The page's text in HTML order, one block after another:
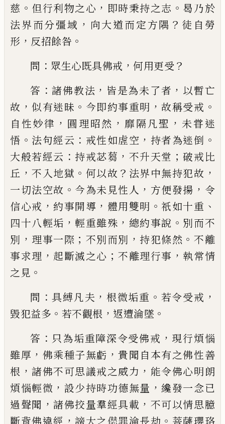
慈 。 但行利物之心 ， 即時秉持之志 。 曷乃於
法界而分彊域 ， 向大道而定方隅 ？ 徒自勞
形 ， 反招餘咎 。
問 ： 眾生心既具佛戒 ， 何用更受？
答 ：諸佛教法 ， 皆是為未了者 ， 以暫亡
故 ，似有迷昧 。 今即約事重明 ，故稱受戒 。
自性妙律 ， 圓理昭然 ， 靡隔凡聖 ， 未甞迷
悟 。 法句經云 ： 戒性如虗空 ， 持者為迷倒 。
大般若經云 ： 持戒苾蒭 ， 不升天堂 ； 破戒比
丘 ，不入地獄 。 何以故 ？ 法界中無持犯故 ，
一切法空故 。 今為未見性人 ， 方便發揚 ， 令
信心戒 ， 約事開導 ， 體用雙明 。 祇如十重 、
四十八輕垢 ，輕重雖殊 ， 總約事說 。 別而不
別 ， 理事一際 ； 不別而別 ， 持犯條然 。不離
事求理 ， 起斷滅之心 ； 不離理行事 ， 執常情
之見 。
問 ：具縛凡夫 ，根微垢重 。 若令受戒 ，
毀犯益多 。 若不觀根 ， 返遭淪墜 。
答 ： 只為垢重障深令受佛戒 ， 現行煩惱
雖厚 ， 佛乘種子無虧 ，貴聞自本有之佛性善
根 ，諸佛不可思議戒之威力 ， 能令佛心明朗
煩惱輕微 ， 設少持時功德無量 ， 纔發一念已
過聲聞 ，諸佛挍量羣經具載 ， 不可以情思臆
斷背佛違經 ，謗大之𠎝罪淪長劫 。 菩薩瓔珞